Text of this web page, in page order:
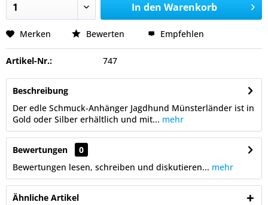
In den Warenkorb
Merken Bewerten Empfehlen
Artikel-Nr.: 747
Beschreibung
Der edle Schmuck-Anhänger Jagdhund Münsterländer ist in
Gold oder Silber erhältlich und mit... mehr
Bewertungen
0
Bewertungen lesen, schreiben und diskutieren... mehr
Ähnliche Artikel